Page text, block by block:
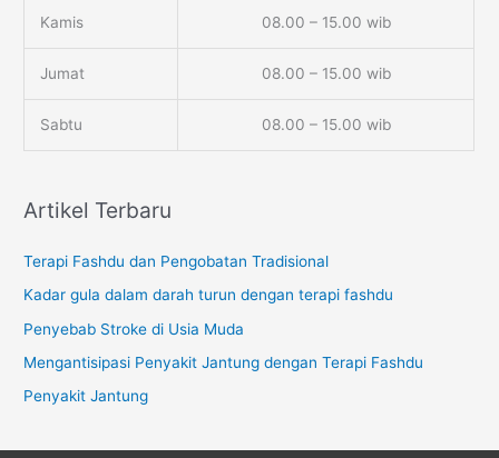
Kamis 08.00 – 15.00 wib
Jumat 08.00 – 15.00 wib
Sabtu 08.00 – 15.00 wib
Artikel Terbaru
Terapi Fashdu dan Pengobatan Tradisional
Kadar gula dalam darah turun dengan terapi fashdu
Penyebab Stroke di Usia Muda
Mengantisipasi Penyakit Jantung dengan Terapi Fashdu
Penyakit Jantung